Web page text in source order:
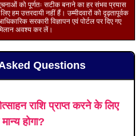
को पूर्णतः सटीक बनाने का हर संभव प्रयास
हम उत्तरदायी नहीं हैं। उम्मीदवारों को दृढ़तापूर्वक
सरकारी विज्ञापन एवं पोर्टल पर दिए गए
मिलान अवश्य कर लें।
Questions
राशि प्राप्त करने के लिए
होगा?